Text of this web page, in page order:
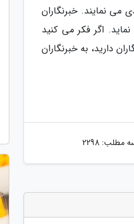
می نمایند. خبرنگاران
اگر فکر می کنید
دارید، به خبرنگاران
مطلب: 2298